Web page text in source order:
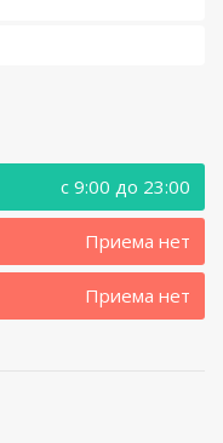
c 9:00 до 23:00
Приема нет
Приема нет